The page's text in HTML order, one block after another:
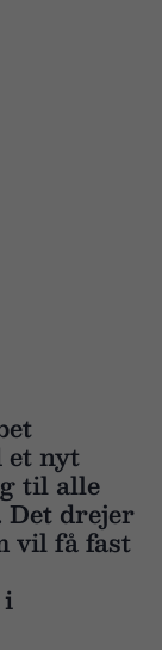
et nyt
til alle
Det drejer
vil få fast
i